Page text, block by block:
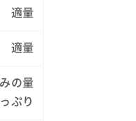
適量
適量
の量
ぷり